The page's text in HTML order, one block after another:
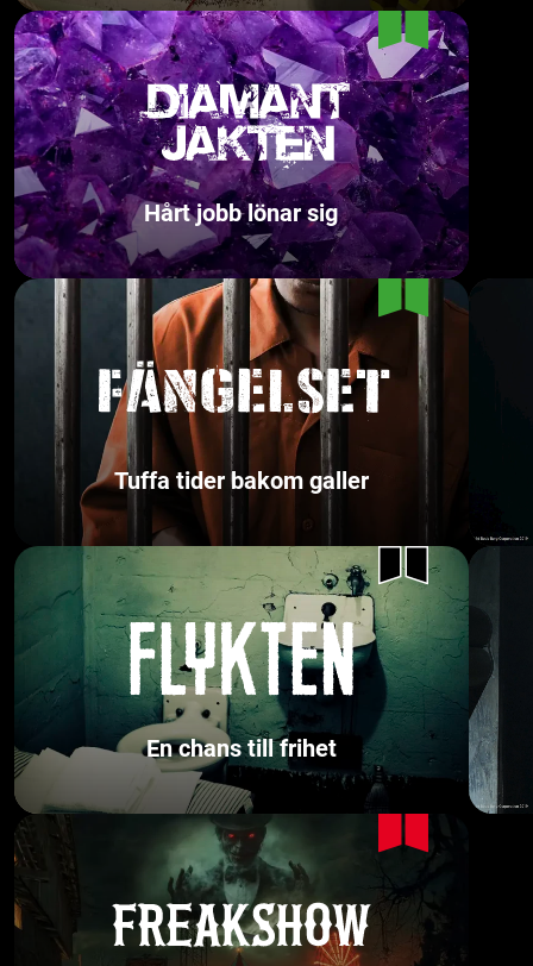
Hårt jobb lönar sig
Tuffa tider bakom galler
En chans till frihet